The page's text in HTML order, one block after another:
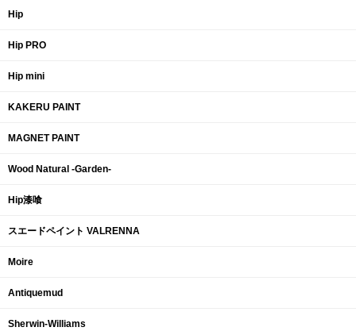
Hip
Hip PRO
Hip mini
KAKERU PAINT
MAGNET PAINT
Wood Natural -Garden-
Hip漆喰
スエードペイント VALRENNA
Moire
Antiquemud
Sherwin-Williams